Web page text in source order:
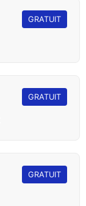
GRATUIT
GRATUIT
GRATUIT